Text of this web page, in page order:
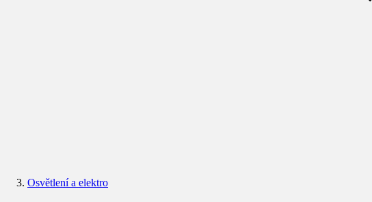
Osvětlení a elektro